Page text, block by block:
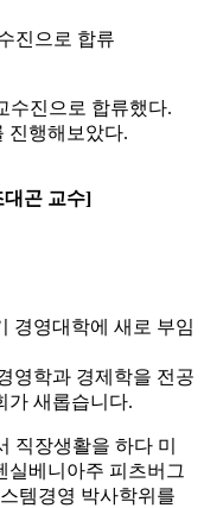
진으로 합류
수진으로 합류했다.
진행해보았다.
곤 교수]
경영대학에 새로 부임
영학과 경제학을 전공
가 새롭습니다.
직장생활을 하다 미
실베니아주 피츠버그
템경영 박사학위를